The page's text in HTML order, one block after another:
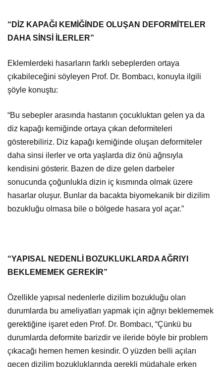
“DİZ KAPAĞI KEMİĞİNDE OLUŞAN DEFORMİTELER
DAHA SİNSİ İLERLER”
Eklemlerdeki hasarların farklı sebeplerden ortaya
çıkabileceğini söyleyen Prof. Dr. Bombacı, konuyla ilgili
şöyle konuştu:
“Bu sebepler arasında hastanın çocukluktan gelen ya da
diz kapağı kemiğinde ortaya çıkan deformiteleri
gösterebiliriz. Diz kapağı kemiğinde oluşan deformiteler
daha sinsi ilerler ve orta yaşlarda diz önü ağrısıyla
kendisini gösterir. Bazen de dize gelen darbeler
sonucunda çoğunlukla dizin iç kısmında olmak üzere
hasarlar oluşur. Bunlar da bacakta biyomekanik bir dizilim
bozukluğu olmasa bile o bölgede hasara yol açar.”
“YAPISAL NEDENLİ BOZUKLUKLARDA AĞRIYI
BEKLEMEMEK GEREKİR”
Özellikle yapısal nedenlerle dizilim bozukluğu olan
durumlarda bu ameliyatları yapmak için ağrıyı beklememek
gerektiğine işaret eden Prof. Dr. Bombacı, “Çünkü bu
durumlarda deformite barizdir ve ileride böyle bir problem
çıkacağı hemen hemen kesindir. O yüzden belli açıları
geçen dizilim bozukluklarında gerekli müdahale erken